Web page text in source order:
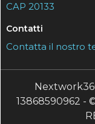
CAP 20133
Contatti
Contatta il nostro
13868590962 -